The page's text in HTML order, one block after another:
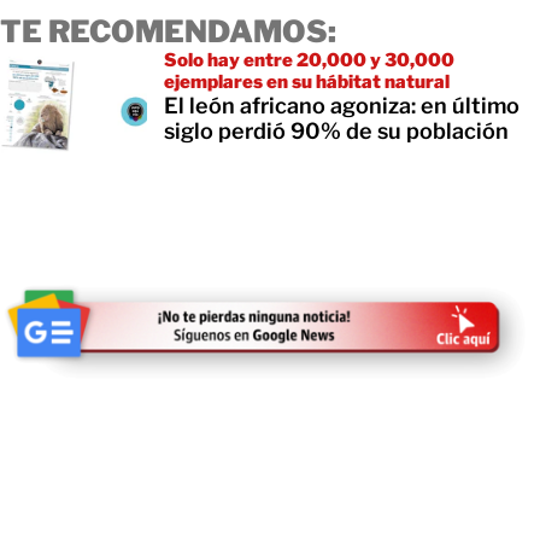
TE RECOMENDAMOS:
Solo hay entre 20,000 y 30,000
ejemplares en su hábitat natural
El león africano agoniza: en último
siglo perdió 90% de su población